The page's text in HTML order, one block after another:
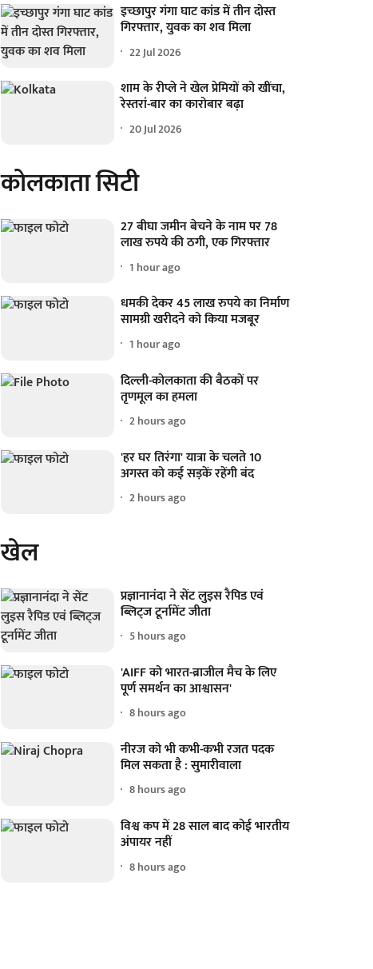
इच्छापुर गंगा घाट कांड में तीन दोस्त
गिरफ्तार, युवक का शव मिला
22 Jul 2026
शाम के रीप्ले ने खेल प्रेमियों को खींचा,
रेस्तरां-बार का कारोबार बढ़ा
20 Jul 2026
कोलकाता सिटी
27 बीघा जमीन बेचने के नाम पर 78
लाख रुपये की ठगी, एक गिरफ्तार
1 hour ago
धमकी देकर 45 लाख रुपये का निर्माण
सामग्री खरीदने को किया मजबूर
1 hour ago
दिल्ली-कोलकाता की बैठकों पर
तृणमूल का हमला
2 hours ago
'हर घर तिरंगा' यात्रा के चलते 10
अगस्त को कई सड़कें रहेंगी बंद
2 hours ago
खेल
प्रज्ञानानंदा ने सेंट लुइस रैपिड एवं
ब्लिट्ज टूर्नामेंट जीता
5 hours ago
'AIFF को भारत-ब्राजील मैच के लिए
पूर्ण समर्थन का आश्वासन'
8 hours ago
नीरज को भी कभी-कभी रजत पदक
मिल सकता है : सुमारीवाला
8 hours ago
विश्व कप में 28 साल बाद कोई भारतीय
अंपायर नहीं
8 hours ago